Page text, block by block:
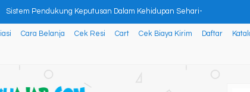
Sistem Pendukung Keputusan Dalam Kehidupan Sehari-
MESIN PENCACAH HIJAUAN (CHOPPER)
TEOLOGI PEMBENARAN Pandangan Paulus Dalam Kitab Ro
Cara Belanja Cek Resi Cart Cek Biaya Kirim Daftar